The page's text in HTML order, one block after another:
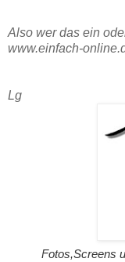
Also wer das ein
www.einfach-
Lg
Fotos,Screens